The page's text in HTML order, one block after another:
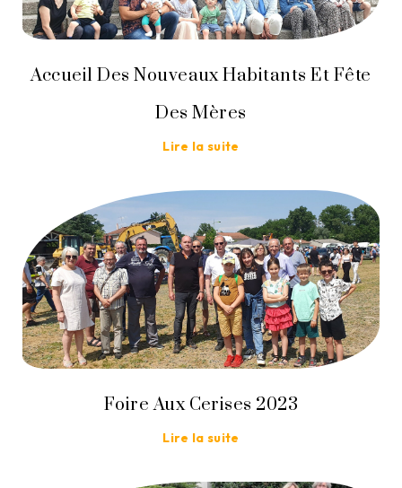
Accueil Des Nouveaux Habitants Et Fête
Des Mères
Lire la suite
Foire Aux Cerises 2023
Lire la suite